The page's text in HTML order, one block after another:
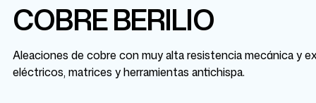
COBRE BERILIO
Aleaciones de cobre con muy alta resistencia mecánica y
eléctricos, matrices y herramientas antichispa.